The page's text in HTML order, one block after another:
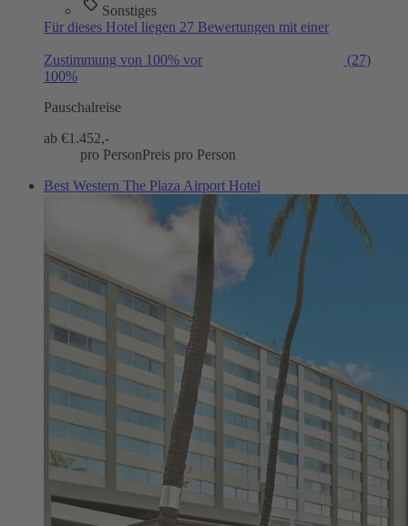
Sonstiges
Für dieses Hotel liegen 27 Bewertungen mit einer
Zustimmung von 100% vor
(27)
100%
Pauschalreise
ab €1.452,-
pro PersonPreis pro Person
Best Western The Plaza Airport Hotel